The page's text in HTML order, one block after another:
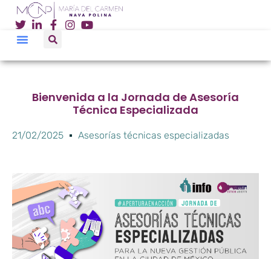
Bienvenida a la Jornada de Asesoría
Técnica Especializada
21/02/2025 Asesorías técnicas especializadas